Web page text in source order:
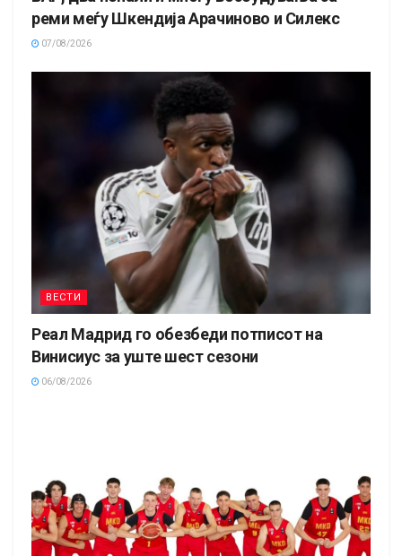
реми меѓу Шкендија Арачиново и Силекс
07/08/2026
ВЕСТИ
Реал Мадрид го обезбеди потписот на
Винисиус за уште шест сезони
06/08/2026